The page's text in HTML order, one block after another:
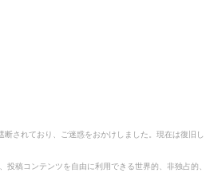
されており、ご迷惑をおかけしました。現在は復旧し
投稿コンテンツを自由に利用できる世界的、非独占的、